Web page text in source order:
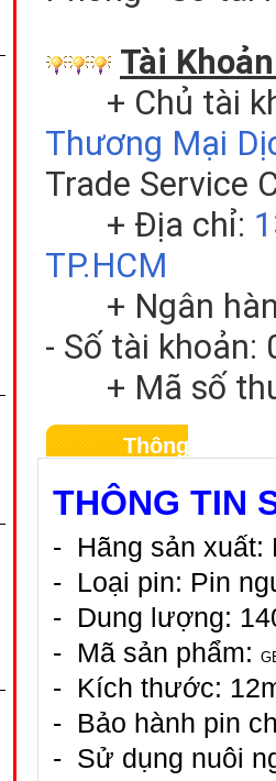
Tài
+ Chủ tài
Thương Mại
Trade Service
+ Địa chỉ:
TP.HCM
+ Ngân
- Số tài khoản:
+ Mã số
Thông tin sản
THÔNG TIN
- Hãng sản xuất:
- Loại pin: Pin
- Dung lượng:
- Mã sản phẩm:
- Kích thước:
- Bảo hành pin
- Sử dụng nuôi